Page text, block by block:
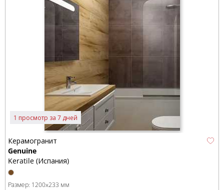
1 просмотр за 7 дней
Керамогранит
Genuine
Keratile (Испания)
Размер: 1200x233 мм